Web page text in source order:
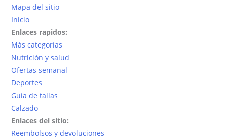
Mapa del sitio
Inicio
Enlaces rapidos:
Más categorías
Nutrición y salud
Ofertas semanal
Deportes
Guía de tallas
Calzado
Enlaces del sitio:
Reembolsos y devoluciones